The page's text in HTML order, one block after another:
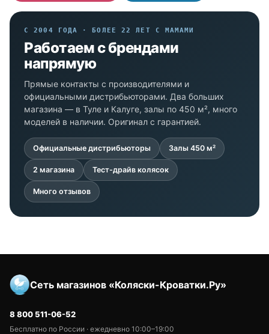
С 2004 ГОДА · БОЛЕЕ 22 ЛЕТ С МАМАМИ
Работаем с брендами
напрямую
Прямые контакты с производителями и
официальными дистрибьюторами. Два больших
магазина — в Туле и Калуге, залы по 450 м², много
моделей в наличии. Оригинал с гарантией.
Официальные дистрибьюторы Залы 450 м²
2 магазина Тест-драйв колясок
Много отзывов
Сеть магазинов «Коляски-Кроватки.Ру»
8 800 511-06-52
Бесплатно по России · ежедневно 10:00–19:00